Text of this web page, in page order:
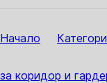
Начало
за коридор и